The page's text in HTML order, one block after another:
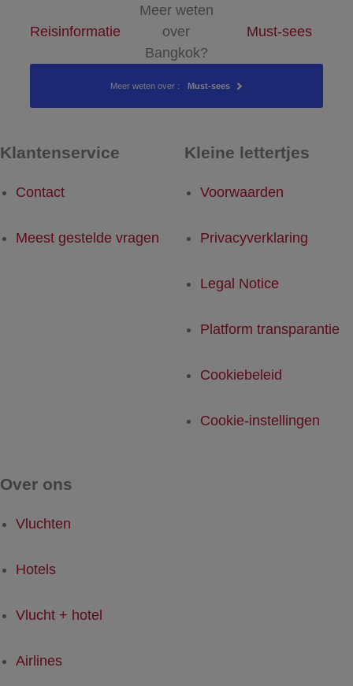
Reisinformatie
Meer weten
over
Bangkok?
Must-sees
Meer weten over : Must-sees
Klantenservice
Contact
Meest gestelde vragen
Kleine lettertjes
Voorwaarden
Privacyverklaring
Legal Notice
Platform transparantie
Cookiebeleid
Cookie-instellingen
Over ons
Vluchten
Hotels
Vlucht + hotel
Airlines